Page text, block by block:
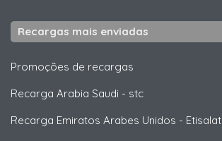
Recargas mais enviadas
Promoções de recargas
Recarga Arabia Saudi - stc
Recarga Emiratos Arabes Unidos - Etisalat